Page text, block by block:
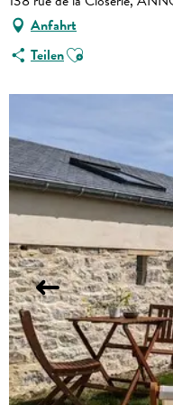
Anfahrt
TeilenAjouter aux favoris